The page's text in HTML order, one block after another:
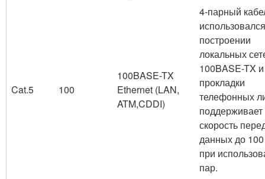
Cat.5 100
100BASE-TX
Ethernet (LAN,
ATM,CDDI)
4-парный
построении
локальных
100BASE-TX
прокладки
телефонных
поддерживает
скорость
данных до
при
пар.